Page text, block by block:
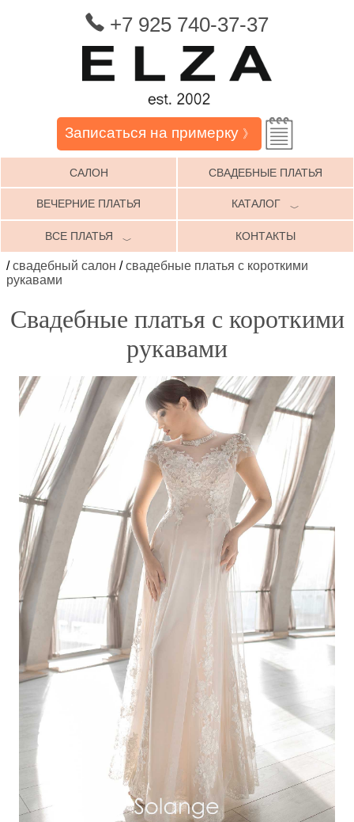
+7 925 740-37-37
Записаться на примерку 》
САЛОН СВАДЕБНЫЕ ПЛАТЬЯ
ВЕЧЕРНИЕ ПЛАТЬЯ КАТАЛОГ ﹀
ВСЕ ПЛАТЬЯ ﹀ КОНТАКТЫ
/свадебный салон /свадебные платья с короткими
рукавами
Свадебные платья с короткими
рукавами